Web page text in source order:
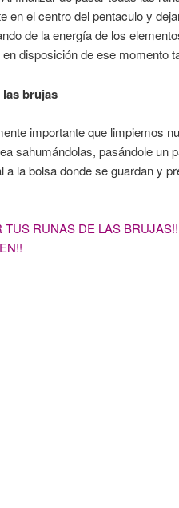
en el centro del pentaculo y
de la energía de los
disposición de ese momento
brujas
importante que limpiemos
sahumándolas, pasándole un
la bolsa donde se guardan y
RUNAS DE LAS